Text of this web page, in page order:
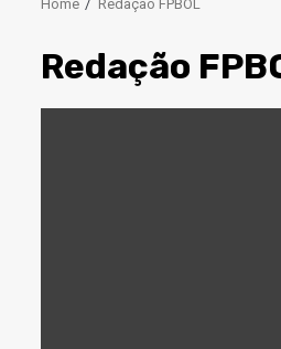
Home Redação FPBOL
Redação